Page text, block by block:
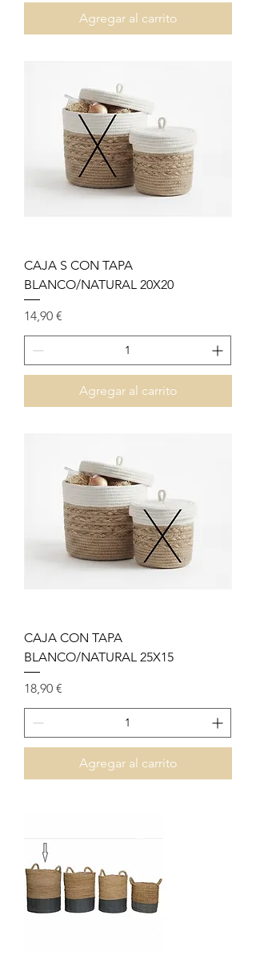
Agregar al carrito
CAJA S CON TAPA
BLANCO/NATURAL 20X20
Precio
14,90 €
Agregar al carrito
CAJA CON TAPA
BLANCO/NATURAL 25X15
Precio
18,90 €
Agregar al carrito